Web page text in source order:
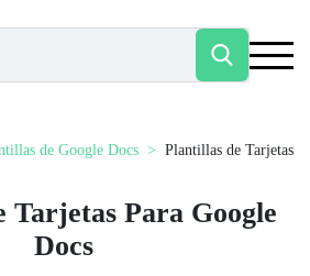
de Google Docs Plantillas de Tarjetas
Tarjetas Para Google
Docs